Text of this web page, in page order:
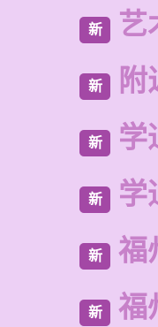
新 艺
新
新 学
新 学
新 福
新 福